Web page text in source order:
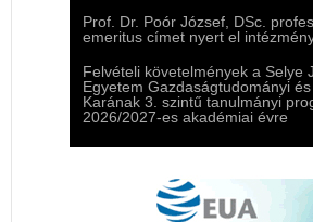
Prof. Dr. Poór József, DSc.
emeritus címet nyert el
Felvételi követelmények a Selye
Egyetem Gazdaságtudományi
Karának 3. szintű tanulmányi
2026/2027-es akadémiai évre